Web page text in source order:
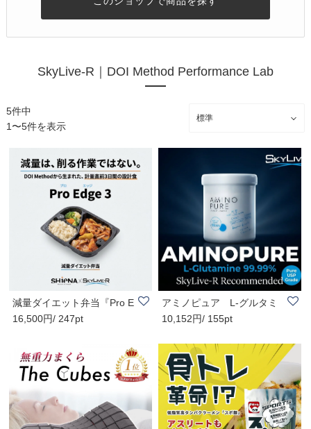
SkyLive-R｜DOI Method Performance Lab
5件中
1〜5件を表示
減量ダイエット弁当『Pro E
dge 3（プロ..
16,500円/ 247pt
アミノピュア L-グルタミ
ン （500g）
10,152円/ 155pt